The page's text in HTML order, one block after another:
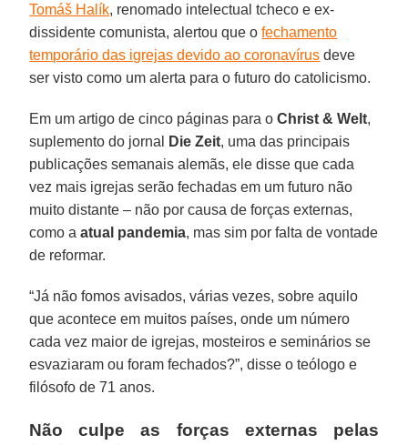
Tomáš Halík, renomado intelectual tcheco e ex-
dissidente comunista, alertou que ofechamento
temporário das igrejas devido ao coronavírus deve
ser visto como um alerta para o futuro do catolicismo.
Em um artigo de cinco páginas para oChrist & Welt,
suplemento do jornal
Die Zeit, uma das principais
publicações semanais alemãs, ele disse que cada
vez mais igrejas serão fechadas em um futuro não
muito distante – não por causa de forças externas,
como aatual pandemia, mas sim por falta de vontade
de reformar.
“Já não fomos avisados, várias vezes, sobre aquilo
que acontece em muitos países, onde um número
cada vez maior de igrejas, mosteiros e seminários se
esvaziaram ou foram fechados?”, disse o teólogo e
filósofo de 71 anos.
Não culpe as forças externas pelas